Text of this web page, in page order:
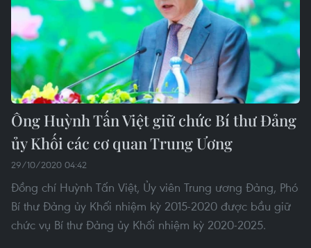
Ông Huỳnh Tấn Việt giữ chức Bí thư Đảng
ủy Khối các cơ quan Trung Ương
29/10/2020 04:42
Đồng chí Huỳnh Tấn Việt, Ủy viên Trung ương Đảng, Phó
Bí thư Đảng ủy Khối nhiệm kỳ 2015-2020 được bầu giữ
chức vụ Bí thư Đảng ủy Khối nhiệm kỳ 2020-2025.